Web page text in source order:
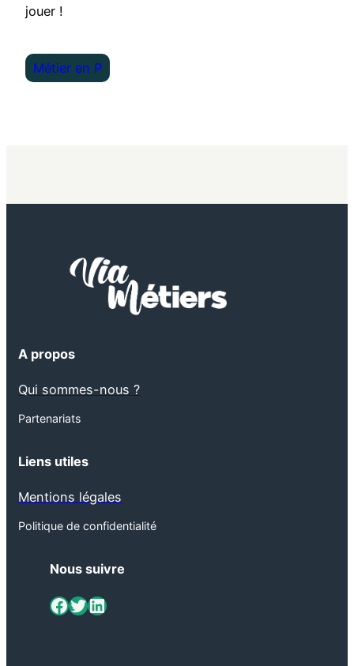
jouer !
Métier en P
A propos
Qui sommes-nous ?
Partenariats
Liens utiles
Mentions légales
Politique de confidentialité
Nous suivre
ViaMétiers sur Facebook Twitter LinkedIn